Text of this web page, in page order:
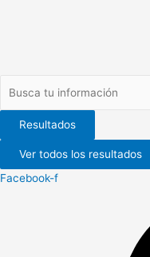
Resultados
Ver todos los resultados
Facebook-f